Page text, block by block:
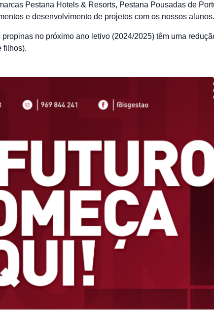
Pestana Hotels & Resorts, Pestana Pousadas de
e desenvolvimento de projetos com os nossos alunos.
no próximo ano letivo (2024/2025) têm uma
filhos).